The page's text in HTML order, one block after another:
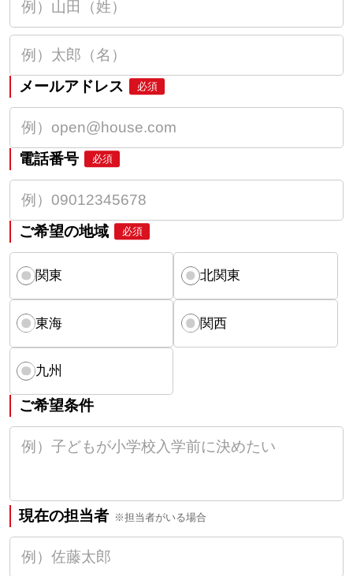
メールアドレス 必須
電話番号 必須
ご希望の地域 必須
関東 北関東
東海 関西
九州
ご希望条件
現在の担当者 ※担当者がいる場合